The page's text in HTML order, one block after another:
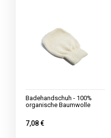
Badehandschuh - 100%
organische Baumwolle
7,08 €